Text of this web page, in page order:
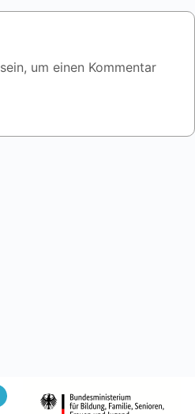
sein, um einen Kommentar